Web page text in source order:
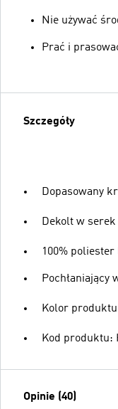
Nie używać
Prać i
Szczegóły
Dopasowany
Dekolt w serek
100% poliester
Pochłaniający
Kolor
Kod produktu:
Opinie (40)